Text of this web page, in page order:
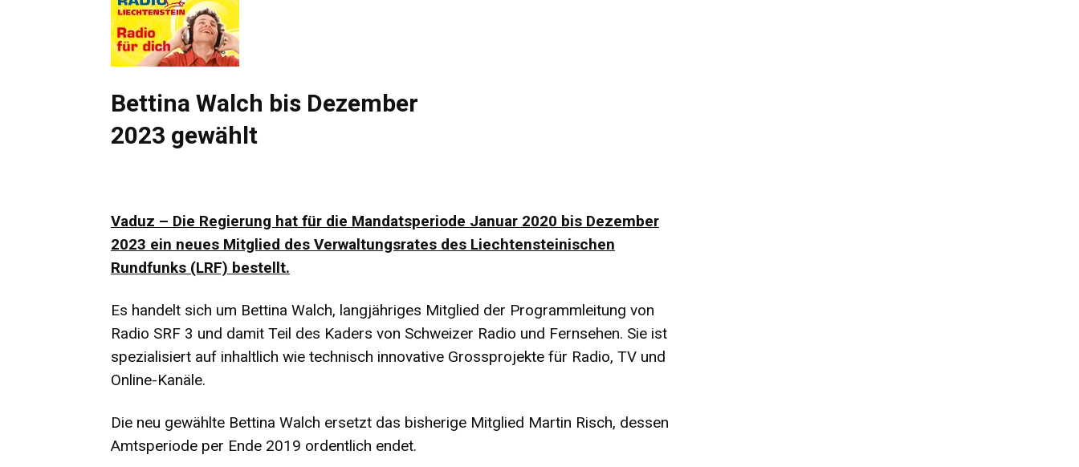
Bettina Walch bis Dezember
2023 gewählt
Vaduz – Die Regierung hat für die Mandatsperiode Januar 2020 bis Dezember
2023 ein neues Mitglied des Verwaltungsrates des Liechtensteinischen
Rundfunks (LRF) bestellt.
Es handelt sich um Bettina Walch, langjähriges Mitglied der Programmleitung von
Radio SRF 3 und damit Teil des Kaders von Schweizer Radio und Fernsehen. Sie ist
spezialisiert auf inhaltlich wie technisch innovative Grossprojekte für Radio, TV und
Online-Kanäle.
Die neu gewählte Bettina Walch ersetzt das bisherige Mitglied Martin Risch, dessen
Amtsperiode per Ende 2019 ordentlich endet.